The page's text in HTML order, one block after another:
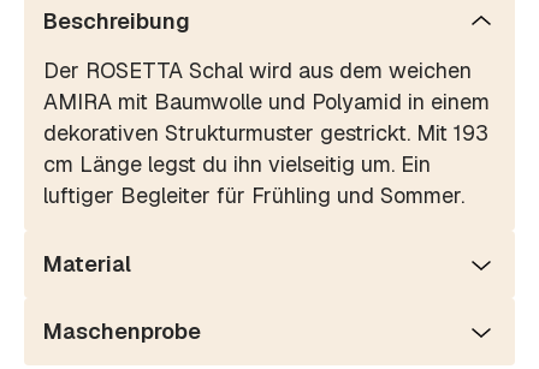
Beschreibung
Der ROSETTA Schal wird aus dem weichen
AMIRA mit Baumwolle und Polyamid in einem
dekorativen Strukturmuster gestrickt. Mit 193
cm Länge legst du ihn vielseitig um. Ein
luftiger Begleiter für Frühling und Sommer.
Material
Maschenprobe